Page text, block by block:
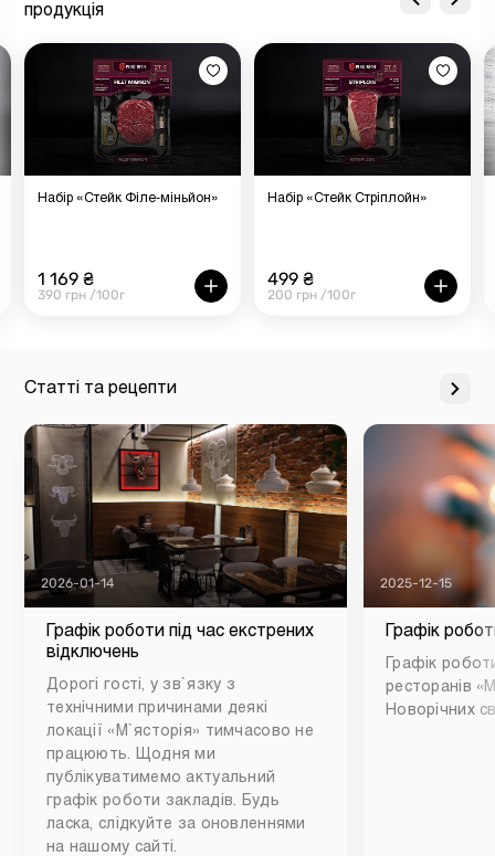
продукція
Набір «Стейк Філе-міньйон»
1 169 ₴
390 грн /100г
Набір «Стейк Стріплойн»
499 ₴
200 грн /100г
Статті та рецепти
2026-01-14
Графік роботи під час екстрених
відключень
Дорогі гості, у зв`язку з
технічними причинами деякі
локації «М`ясторія» тимчасово не
працюють. Щодня ми
публікуватимемо актуальний
графік роботи закладів. Будь
ласка, слідкуйте за оновленнями
на нашому сайті.
2025-12-15
Графік
Графік
ресторанів
Новорічних